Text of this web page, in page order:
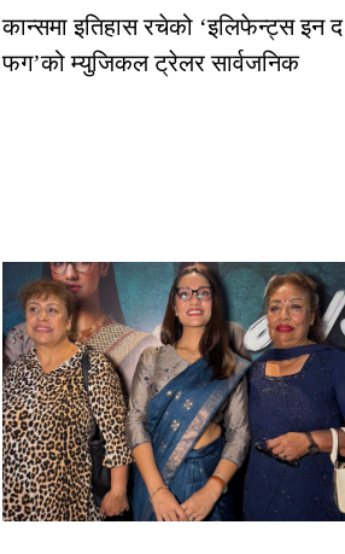
कान्समा इतिहास रचेको ‘इलिफेन्ट्स इन द
फग’को म्युजिकल ट्रेलर सार्वजनिक